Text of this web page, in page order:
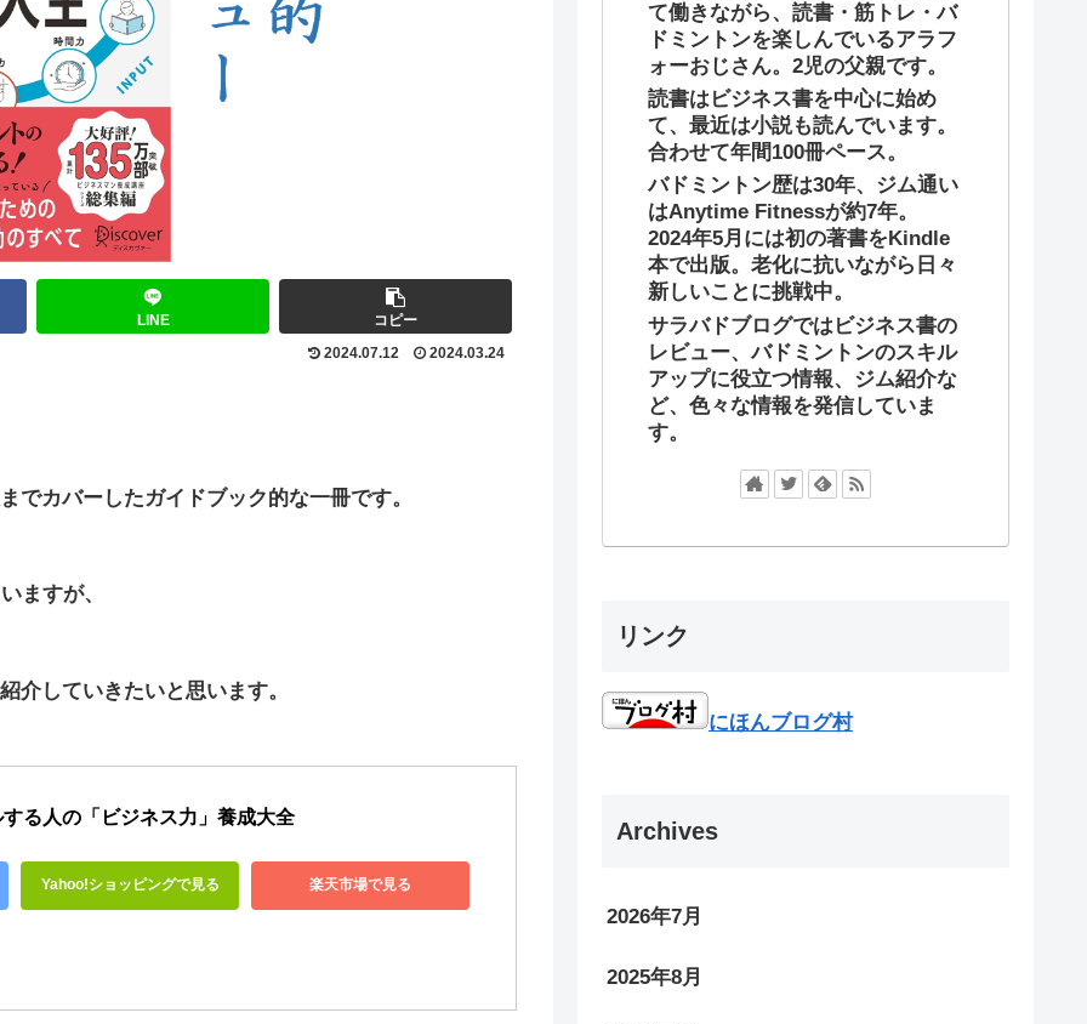
LINE
コピー
2024.07.12
2024.03.24
でカバーしたガイドブック的な一冊です。
ますが、
介していきたいと思います。
る人の「ビジネス力」養成大全
Yahoo!ショッピングで見る 楽天市場で見る
て働きながら、読書・筋トレ・バ
ドミントンを楽しんでいるアラフ
ォーおじさん。2児の父親です。
読書はビジネス書を中心に始め
て、最近は小説も読んでいます。
合わせて年間100冊ペース。
バドミントン歴は30年、ジム通い
はAnytime Fitnessが約7年。
2024年5月には初の著書をKindle
本で出版。老化に抗いながら日々
新しいことに挑戦中。
サラバドブログではビジネス書の
レビュー、バドミントンのスキル
アップに役立つ情報、ジム紹介な
ど、色々な情報を発信していま
す。
リンク
にほんブログ村
Archives
2026年7月
2025年8月